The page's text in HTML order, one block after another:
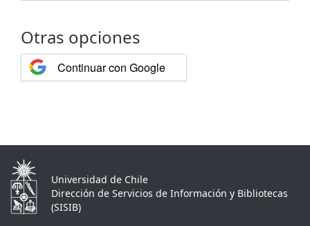
Otras opciones
Continuar con Google
Universidad de Chile
Dirección de Servicios de Información y Bibliotecas
(SISIB)